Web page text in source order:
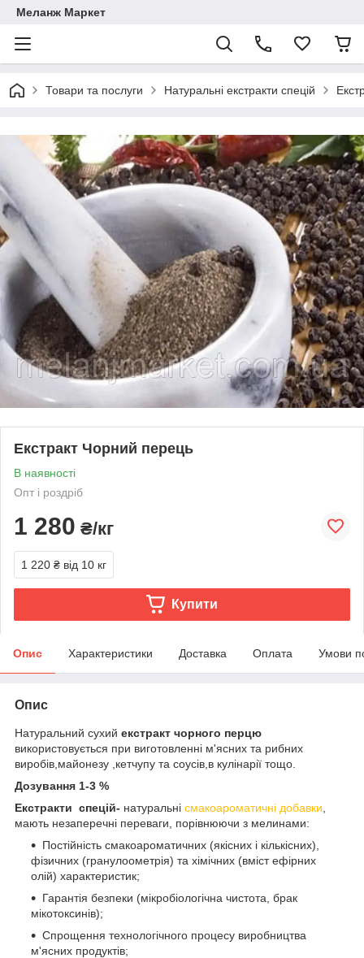
Меланж Маркет
Товари та послуги Натуральні екстракти спецій
Екстракт Чорний перець
В наявності
Опт і роздріб
1 280 ₴/кг
1 220 ₴ від 10 кг
Купити
Опис Характеристики Доставка Оплата Умови
Опис
Натуральний сухий екстракт чорного перцю
використовується при виготовленні м'ясних та рибних
виробів,майонезу ,кетчупу та соусів,в кулінарії тощо.
Дозування 1-3 %
Екстракти спецій- натуральні смакоароматичні добавки
мають незаперечні переваги, порівнюючи з мелинами:
Постійність смакоароматичних (якісних і кількісних),
фізичних (гранулоометрія) та хімічних (вміст ефірних
олій) характеристик;
Гарантія безпеки (мікробіологічна чистота, брак
мікотоксинів);
Спрощення технологічного процесу виробництва
м'ясних продуктів;